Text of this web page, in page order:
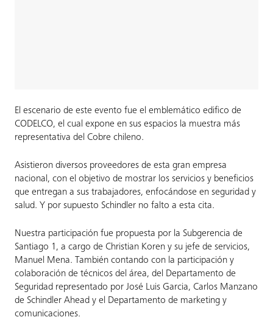
El escenario de este evento fue el emblemático edifico de
CODELCO, el cual expone en sus espacios la muestra más
representativa del Cobre chileno.
Asistieron diversos proveedores de esta gran empresa
nacional, con el objetivo de mostrar los servicios y beneficios
que entregan a sus trabajadores, enfocándose en seguridad y
salud. Y por supuesto Schindler no falto a esta cita.
Nuestra participación fue propuesta por la Subgerencia de
Santiago 1, a cargo de Christian Koren y su jefe de servicios,
Manuel Mena. También contando con la participación y
colaboración de técnicos del área, del Departamento de
Seguridad representado por José Luis Garcia, Carlos Manzano
de Schindler Ahead y el Departamento de marketing y
comunicaciones.